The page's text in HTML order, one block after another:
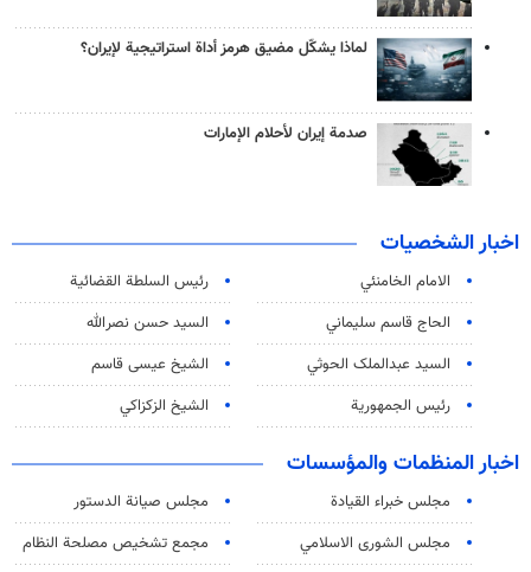
لماذا يشكّل مضيق هرمز أداة استراتيجية لإيران؟
صدمة إيران لأحلام الإمارات
اخبار الشخصيات
الامام الخامنئي
رئیس السلطة القضائیة
الحاج قاسم سليماني
السيد حسن نصرالله
السید عبدالملک الحوثي
الشيخ عيسى قاسم
رئيس الجمهورية
الشيخ الزكزاكي
اخبار المنظمات والمؤسسات
مجلس خبراء القيادة
مجلس صيانة الدستور
مجلس الشورى الاسلامي
مجمع تشخيص مصلحة النظام